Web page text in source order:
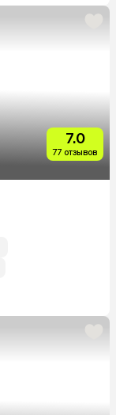
7.0
77 отзывов